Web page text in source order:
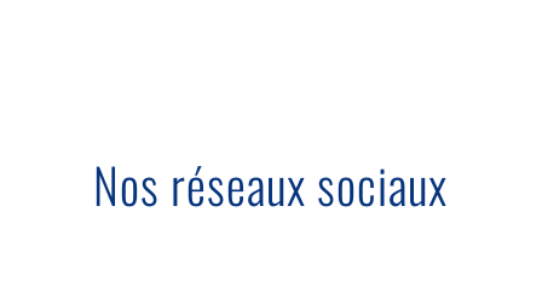
Nos réseaux sociaux